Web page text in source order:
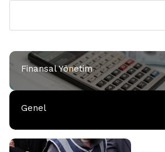
Finansal Yönetim
Genel